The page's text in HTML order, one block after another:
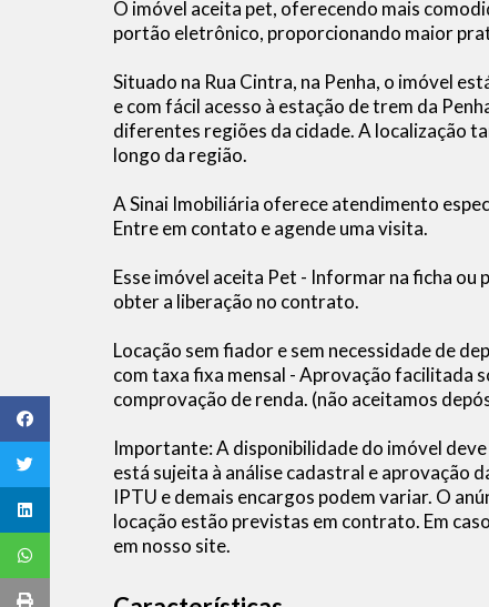
O imóvel aceita pet, oferecendo mais
portão eletrônico, proporcionando maior
Situado na Rua Cintra, na Penha, o imóvel
e com fácil acesso à estação de trem da
diferentes regiões da cidade. A localização
longo da região.
A Sinai Imobiliária oferece atendimento
Entre em contato e agende uma visita.
Esse imóvel aceita Pet - Informar na ficha
obter a liberação no contrato.
Locação sem fiador e sem necessidade de
com taxa fixa mensal - Aprovação facilitada
comprovação de renda. (não aceitamos
Importante: A disponibilidade do imóvel
está sujeita à análise cadastral e aprovação
IPTU e demais encargos podem variar. O
locação estão previstas em contrato. Em
em nosso site.